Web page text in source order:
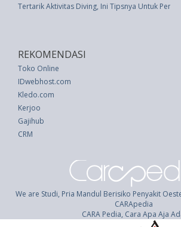
Tertarik Aktivitas Diving, Ini Tipsnya Untuk Pemula
REKOMENDASI
Toko Online
IDwebhost.com
Kledo.com
Kerjoo
Gajihub
CRM
We are Studi, Pria Mandul Berisiko Penyakit
CARApedia
CARA Pedia, Cara Apa Aja